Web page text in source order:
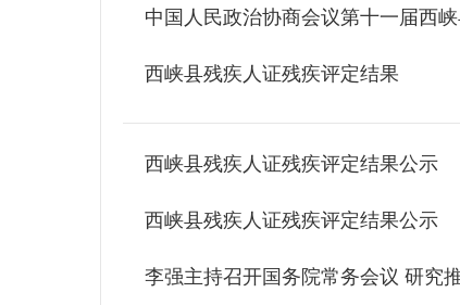
中国人民政治协商会议第十一届西
西峡县残疾人证残疾评定结果
西峡县残疾人证残疾评定结果公示
西峡县残疾人证残疾评定结果公示